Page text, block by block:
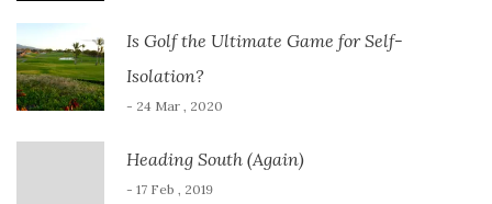
Is Golf the Ultimate Game for Self-
Isolation?
- 24 Mar , 2020
Heading South (Again)
- 17 Feb , 2019